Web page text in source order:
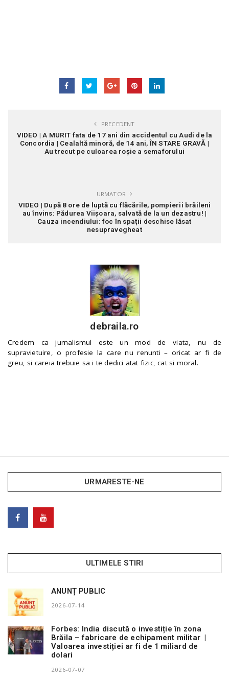
PRECEDENT
VIDEO | A MURIT fata de 17 ani din accidentul cu Audi de la
Concordia | Cealaltă minoră, de 14 ani, ÎN STARE GRAVĂ |
Au trecut pe culoarea roșie a semaforului
URMATOR
VIDEO | După 8 ore de luptă cu flăcările, pompierii brăileni
au învins: Pădurea Viișoara, salvată de la un dezastru! |
Cauza incendiului: foc în spații deschise lăsat
nesupravegheat
debraila.ro
Credem ca jurnalismul este un mod de viata, nu de
supravietuire, o profesie la care nu renunti – oricat ar fi de
greu, si careia trebuie sa i te dedici atat fizic, cat si moral.
URMARESTE-NE
ULTIMELE STIRI
ANUNȚ PUBLIC
2026-07-14
Forbes: India discută o investiție în zona
Brăila – fabricare de echipament militar |
Valoarea investiției ar fi de 1 miliard de
dolari
2026-07-07